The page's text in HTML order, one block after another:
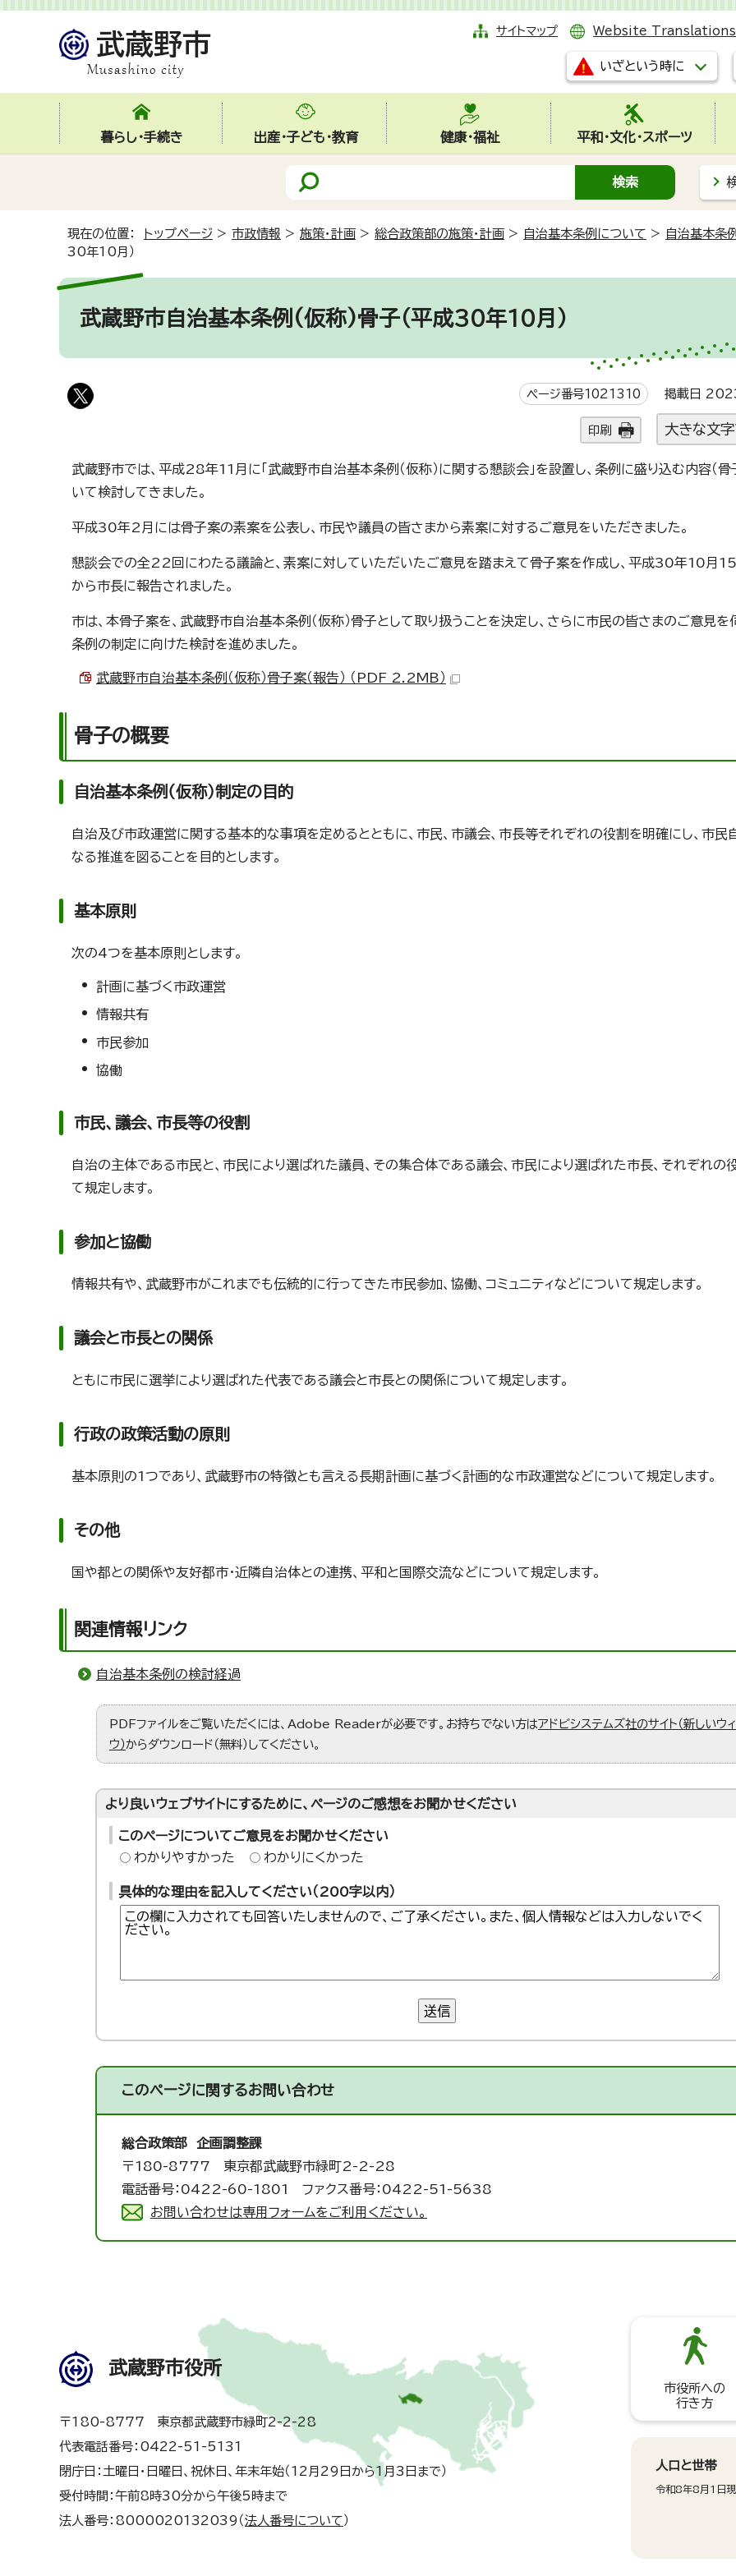
サイトマップ Website Translations
いざという時に
暮らし・手続き 出産・子ども・教育 健康・福祉 平和・文化・スポーツ
現在の位置： トップページ > 市政情報 > 施策・計画 > 総合政策部の施策・計画 > 自治基本条例について >
自治基本条
30年10月）
武蔵野市自治基本条例(仮称)骨子（平成30年10月）
ページ番号1021310 掲載日
印刷 大きな文
武蔵野市では、平成28年11月に「武蔵野市自治基本条例（仮称）に関する懇談会」を設置し、条例に盛り込む内容（骨
いて検討してきました。
平成30年2月には骨子案の素案を公表し、市民や議員の皆さまから素案に対するご意見をいただきました。
懇談会での全22回にわたる議論と、素案に対していただいたご意見を踏まえて骨子案を作成し、平成30年10月
から市長に報告されました。
市は、本骨子案を、武蔵野市自治基本条例（仮称）骨子として取り扱うことを決定し、さらに市民の皆さまのご意見を
条例の制定に向けた検討を進めました。
武蔵野市自治基本条例（仮称）骨子案（報告） （PDF 2.2MB）
骨子の概要
自治基本条例（仮称）制定の目的
自治及び市政運営に関する基本的な事項を定めるとともに、市民、市議会、市長等それぞれの役割を明確にし、市民
なる推進を図ることを目的とします。
基本原則
次の4つを基本原則とします。
計画に基づく市政運営
情報共有
市民参加
協働
市民、議会、市長等の役割
自治の主体である市民と、市民により選ばれた議員、その集合体である議会、市民により選ばれた市長、それぞれの
て規定します。
参加と協働
情報共有や、武蔵野市がこれまでも伝統的に行ってきた市民参加、協働、コミュニティなどについて規定します。
議会と市長との関係
ともに市民に選挙により選ばれた代表である議会と市長との関係について規定します。
行政の政策活動の原則
基本原則の1つであり、武蔵野市の特徴とも言える長期計画に基づく計画的な市政運営などについて規定します。
その他
国や都との関係や友好都市・近隣自治体との連携、平和と国際交流などについて規定します。
関連情報リンク
自治基本条例の検討経過
PDFファイルをご覧いただくには、Adobe Readerが必要です。お持ちでない方はアドビシステムズ社のサイト（新しいウ
ウ）からダウンロード（無料）してください。
より良いウェブサイトにするために、ページのご感想をお聞かせください
このページについてご意見をお聞かせください
わかりやすかった
わかりにくかった
具体的な理由を記入してください（200字以内）
送信
このページに関するお問い合わせ
総合政策部 企画調整課
〒180-8777 東京都武蔵野市緑町2-2-28
電話番号：0422-60-1801 ファクス番号：0422-51-5638
お問い合わせは専用フォームをご利用ください。
武蔵野市役所
〒180-8777 東京都武蔵野市緑町2-2-28
代表電話番号：0422-51-5131
閉庁日：土曜日・日曜日、祝休日、年末年始（12月29日から1月3日まで）
受付時間：午前8時30分から午後5時まで
法人番号：8000020132039（ 法人番号について ）
市役所への
行き方
人口と世帯
令和8年8月1日